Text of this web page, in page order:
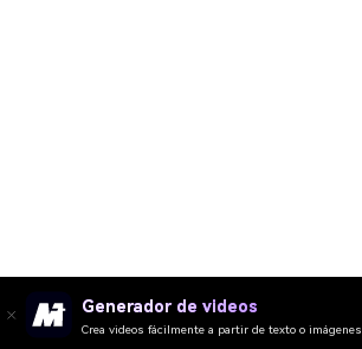
Generador de videos
Crea videos fácilmente a partir de texto o imágenes